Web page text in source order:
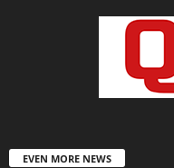
EVEN MORE NEWS